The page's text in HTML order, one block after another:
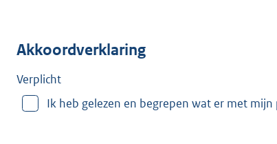
m
e
Akkoordverklaring
Verplicht
Ik heb gelezen en begrepen wat er met